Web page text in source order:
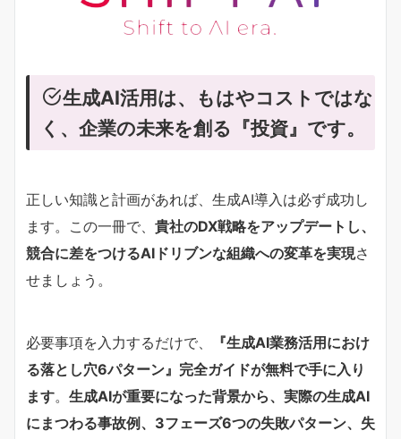
生成AI活用は、もはやコストではな
く、企業の未来を創る『投資』です。
正しい知識と計画があれば、生成AI導入は必ず成功し
ます。この一冊で、 貴社のDX戦略をアップデートし、
競合に差をつけるAIドリブンな組織への変革を実現さ
せましょう。
必要事項を入力するだけで、
『生成AI業務活用におけ
る落とし穴6パターン』完全ガイドが無料で手に入り
ます。 生成AIが重要になった背景から、実際の生成AI
にまつわる事故例、3フェーズ6つの失敗パターン、失